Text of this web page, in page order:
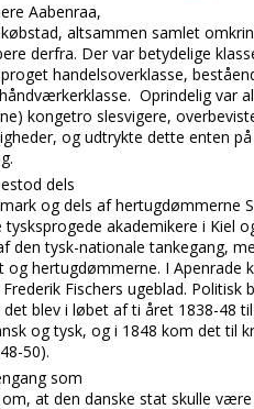
Aabenraa,
altsammen samlet
derfra. Der var betydelige
handelsoverklasse,
Oprindelig var
kongetro slesvigere,
og udtrykte dette enten på
dels
og dels af hertugdømmerne
tysksprogede akademikere i Kiel
den tysk-nationale tankegang,
og hertugdømmerne. I Apenrade
Fischers ugeblad. Politisk
blev i løbet af ti året 1838-48
og tysk, og i 1848 kom det til
50).
som
at den danske stat skulle